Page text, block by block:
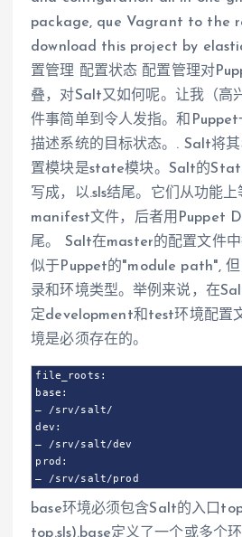
package, que Vagrant to the
download this project by
置管理 配置状态 配置管理对
叠，对Salt又如何呢。让我（高
件事简单到令人发指。和
描述系统的目标状态。. Salt将
置模块是state模块。Salt的
写成，以.sls结尾。它们从功能
manifest文件，后者用Puppet
尾。 Salt在master的配置文件
似于Puppet的"module path", 但
录和环境类型。举例来说，在
定development和test环境配置
境是必须存在的。
file_roots:
base:
– /srv/salt/
dev:
– /srv/salt/dev
prod:
– /srv/salt/prod
base环境必须包含Salt的入口
top.sls).base定义了一个或多个